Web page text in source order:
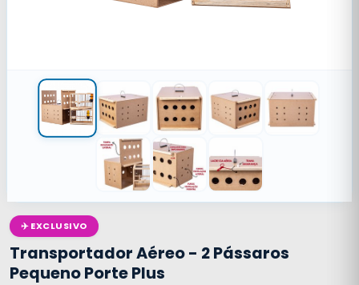
✈️ EXCLUSIVO
Transportador Aéreo - 2 Pássaros
Pequeno Porte Plus